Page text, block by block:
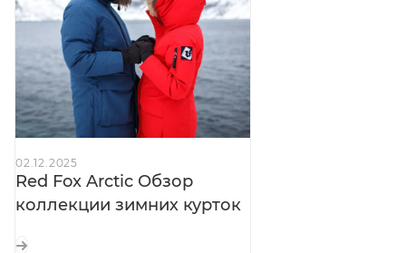
снега и ветра
Внутренние карманы (на молнии + объёмный):
хранение документов и крупных предметов
Снегозащитная юбка:барьер от снега при
движении и падении
Боковые разрезы на влагозащитных молниях:
доступ к карманам без снятия пальто
Пуллеры из Hypalon®:застёгивание в толстых
02.12.2025
Red Fox Arctic Обзор
коллекции зимних курток